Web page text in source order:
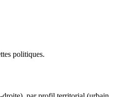
politiques.